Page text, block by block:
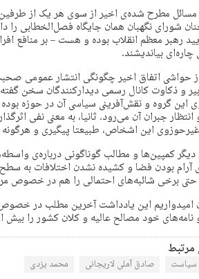
مطرح‌ شده‌ی اخیر از سوی هر یک از طرفین
شورای نگهبان همان جایگاه فصل‌الخطابی
رهبر معظم انقلاب بوده و هست – بر منافع
چاره‌ای بیاندیشند.
حواشی اتفاق اخیر چگونگی انتشار عمومی
و ذکاوت کانال رسمی دیدارکنندگان سخن
این گروه و نقش‌آفرینی سیاسی آن در حوزه
جبران آن می‌رود. ثانیا، به معنی نفی
این اشخاص، طبیعتا پیگیری و
کمپین‌ها و مطالب گوناگونی درباره‌ی
بودن فضا و کشیده نشدن اختلافات به سطح
برخی شائبه‌های احتمالی را هم در خصوص
امیدواریم این یادداشت آخرین مطلب در
نامه‌های خود مصالح عالیه و کلان کشور را
مرتبط
سیاست صادق آملی لاریجانی محمد یزدی